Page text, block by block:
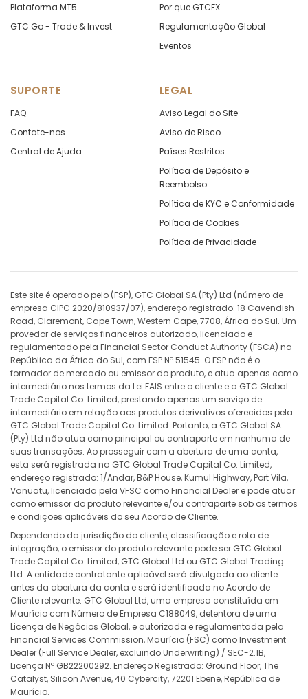
Plataforma MT5
GTC Go - Trade & Invest
Por que GTCFX
Regulamentação Global
Eventos
SUPORTE
FAQ
Contate-nos
Central de Ajuda
LEGAL
Aviso Legal do Site
Aviso de Risco
Países Restritos
Política de Depósito e
Reembolso
Política de KYC e Conformidade
Política de Cookies
Política de Privacidade
Este site é operado pelo (FSP), GTC Global SA (Pty) Ltd (número de
empresa CIPC 2020/810937/07), endereço registrado: 18 Cavendish
Road, Claremont, Cape Town, Western Cape, 7708, África do Sul. Um
provedor de serviços financeiros autorizado, licenciado e
regulamentado pela Financial Sector Conduct Authority (FSCA) na
República da África do Sul, com FSP Nº 51545. O FSP não é o
formador de mercado ou emissor do produto, e atua apenas como
intermediário nos termos da Lei FAIS entre o cliente e a GTC Global
Trade Capital Co. Limited, prestando apenas um serviço de
intermediário em relação aos produtos derivativos oferecidos pela
GTC Global Trade Capital Co. Limited. Portanto, a GTC Global SA
(Pty) Ltd não atua como principal ou contraparte em nenhuma de
suas transações. Ao prosseguir com a abertura de uma conta,
esta será registrada na GTC Global Trade Capital Co. Limited,
endereço registrado: 1/Andar, B&P House, Kumul Highway, Port Vila,
Vanuatu, licenciada pela VFSC como Financial Dealer e pode atuar
como emissor do produto relevante e/ou contraparte sob os termos
e condições aplicáveis do seu Acordo de Cliente.
Dependendo da jurisdição do cliente, classificação e rota de
integração, o emissor do produto relevante pode ser GTC Global
Trade Capital Co. Limited, GTC Global Ltd ou GTC Global Trading
Ltd. A entidade contratante aplicável será divulgada ao cliente
antes da abertura da conta e será identificada no Acordo de
Cliente relevante. GTC Global Ltd, uma empresa constituída em
Maurício com Número de Empresa C188049, detentora de uma
Licença de Negócios Global, e autorizada e regulamentada pela
Financial Services Commission, Maurício (FSC) como Investment
Dealer (Full Service Dealer, excluindo Underwriting) / SEC-2.1B,
Licença Nº GB22200292. Endereço Registrado: Ground Floor, The
Catalyst, Silicon Avenue, 40 Cybercity, 72201 Ebene, República de
Maurício.